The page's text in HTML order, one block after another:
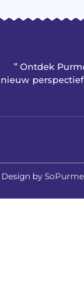
” Ontdek
nieuw
by